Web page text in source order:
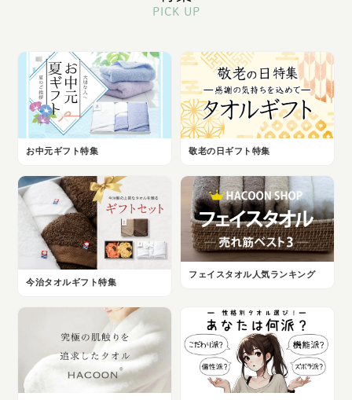
PICK UP
お中元ギフト特集 敬老の日ギフト特集
今治タオルギフト特集
フェイスタオル人気ランキング